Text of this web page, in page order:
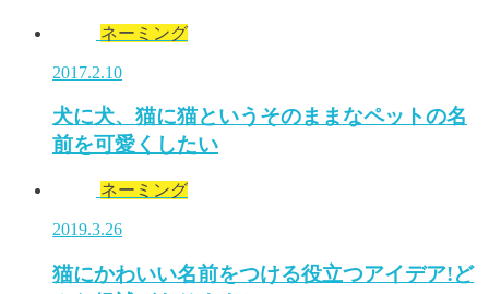
ネーミング
2017.2.10
犬に犬、猫に猫というそのままなペットの名
前を可愛くしたい
ネーミング
2019.3.26
猫にかわいい名前をつける役立つアイデア!ど